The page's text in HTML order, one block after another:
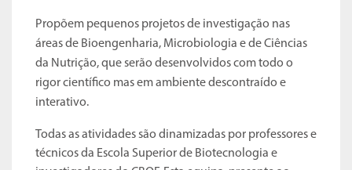
Propõem pequenos projetos de investigação nas
áreas de Bioengenharia, Microbiologia e de Ciências
da Nutrição, que serão desenvolvidos com todo o
rigor científico mas em ambiente descontraído e
interativo.
Todas as atividades são dinamizadas por professores e
técnicos da Escola Superior de Biotecnologia e